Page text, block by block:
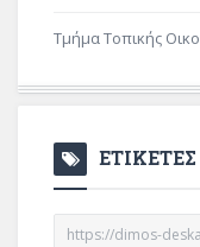
Τμήμα Τοπικής
ΕΤΙΚΕΤΕΣ
https://dimos-